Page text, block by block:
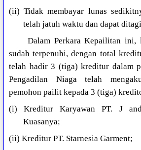
(ii) Tidak membayar lunas
telah jatuh waktu dan dapat
Dalam Perkara Kepailitan ini,
sudah terpenuhi, dengan total
telah hadir 3 (tiga) kreditur dalam
Pengadilan Niaga telah
pemohon pailit kepada 3 (tiga)
(i) Kreditur Karyawan PT. J
Kuasanya;
(ii) Kreditur PT. Starnesia Garment;